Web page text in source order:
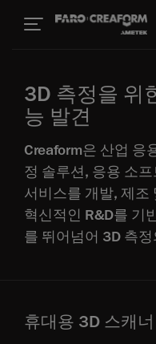
3D 측정을 위
능 발견
Creaform은 산업 응
정 솔루션, 응용 소
서비스를 개발, 제조
혁신적인 R&D를 기
를 뛰어넘어 3D 측
휴대용 3D 스캐너